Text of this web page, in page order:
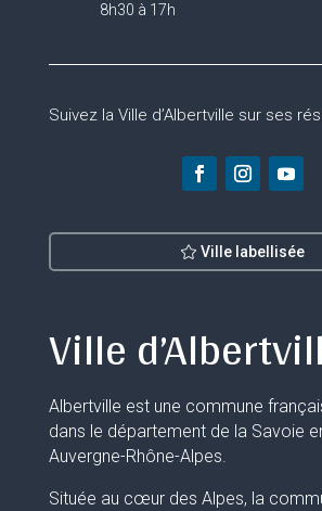
8h30 à 17h
Suivez la Ville d’Albertville sur ses
Ville labellisée
Ville
Albertville est une commune
dans le département de la Savoie
Auvergne-Rhône-Alpes.
Située au cœur des Alpes, la